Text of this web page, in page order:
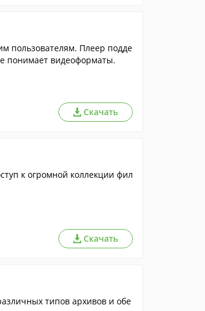
пользователям. Плеер подде
понимает видеоформаты.
Скачать
к огромной коллекции фил
Скачать
типов архивов и обе